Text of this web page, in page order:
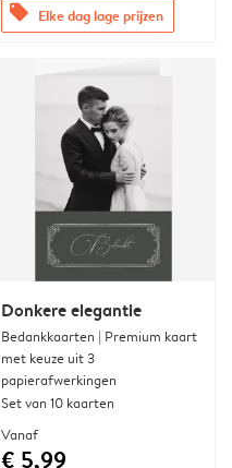
offers Elke dag lage prijzen
Donkere elegantie
Bedankkaarten | Premium kaart
met keuze uit 3
papierafwerkingen
Set van 10 kaarten
Vanaf
€ 5,99